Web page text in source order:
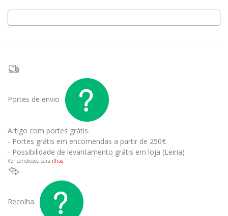
Portes de envio
Artigo com portes grátis.
- Portes grátis em encomendas a partir de 250€
- Possibilidade de levantamento grátis em loja (Leiria)
Ver condições para ilhas
Recolha